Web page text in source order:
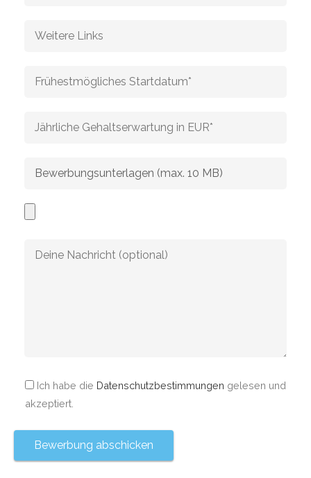
Ich habe die Datenschutzbestimmungen gelesen und
akzeptiert.